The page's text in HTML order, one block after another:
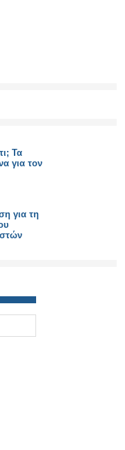
Τα
για τον
για τη